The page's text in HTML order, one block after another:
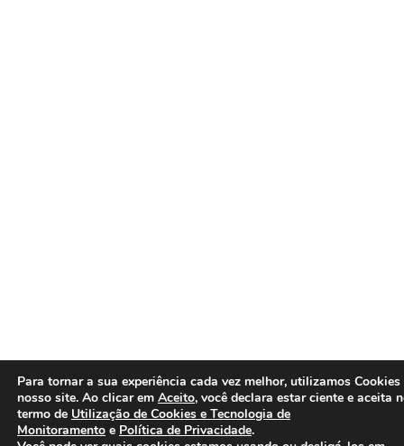
Para tornar a sua experiência cada vez melhor, utilizamos Cookies
nosso site. Ao clicar em Aceito, você declara estar ciente e aceita
termo de Utilização de Cookies e Tecnologia de
Monitoramento e Política de Privacidade.